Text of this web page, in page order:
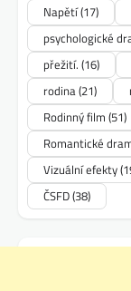
Napětí(17)
psychologické
přežití. (16)
rodina(21)
Rodinný film (51)
Romantické
Vizuální efekty
ČSFD(38)